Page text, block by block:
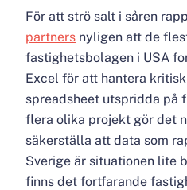
För att strö salt i såren
partners nyligen att de
fastighetsbolagen i USA
Excel för att hantera
spreadsheet utspridda på
flera olika projekt gör det
säkerställa att data som
Sverige är situationen lite
finns det fortfarande